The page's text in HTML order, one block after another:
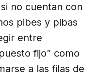
no cuentan con
pibes y pibas
entre
fijo” como
a las filas de